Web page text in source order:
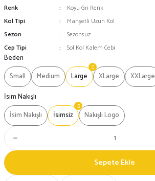
Renk
Koyu Gri Renk
Kol Tipi
Manşetli Uzun Kol
Sezon
Sezonsuz
Cep Tipi
Sol Kol Kalem Cebi
Beden
Small
Medium Large XLarge
XXLarge
İsim Nakışlı
İsim Nakışlı
İsimsiz Nakışlı Logo
Sepete Ekle